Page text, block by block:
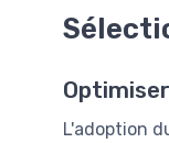
L'adoption